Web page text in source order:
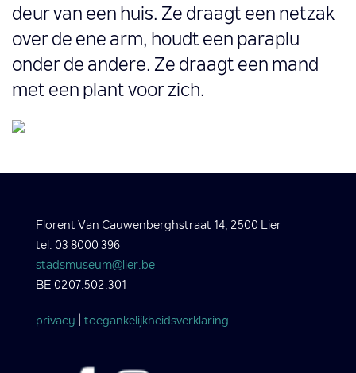
deur van een huis. Ze draagt een netzak
over de ene arm, houdt een paraplu
onder de andere. Ze draagt een mand
met een plant voor zich.
Florent Van Cauwenberghstraat 14, 2500 Lier
tel. 03 8000 396
stadsmuseum@lier.be
BE 0207.502.301
privacy toegankelijkheidsverklaring